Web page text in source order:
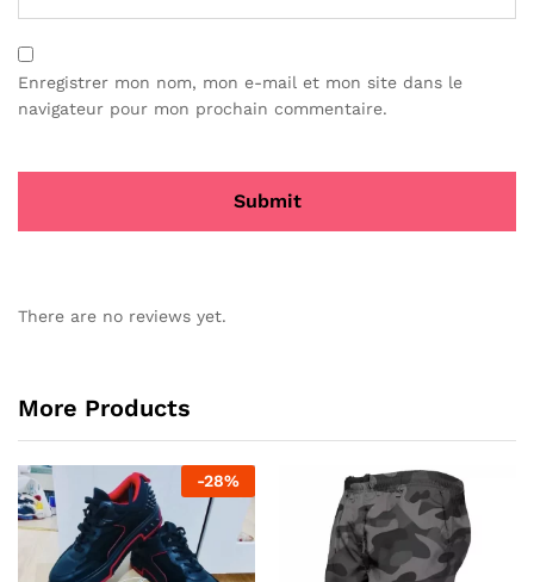
Enregistrer mon nom, mon e-mail et mon site dans le
navigateur pour mon prochain commentaire.
There are no reviews yet.
More Products
-28%